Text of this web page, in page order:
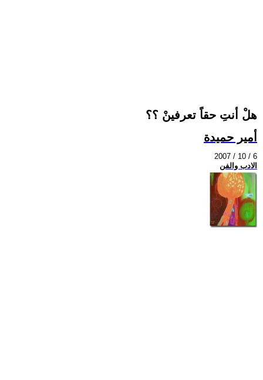
هلْ أنتِ حقاً تعرفينْ ؟؟
أمير حميدة
2007 / 10 / 6
الادب والفن